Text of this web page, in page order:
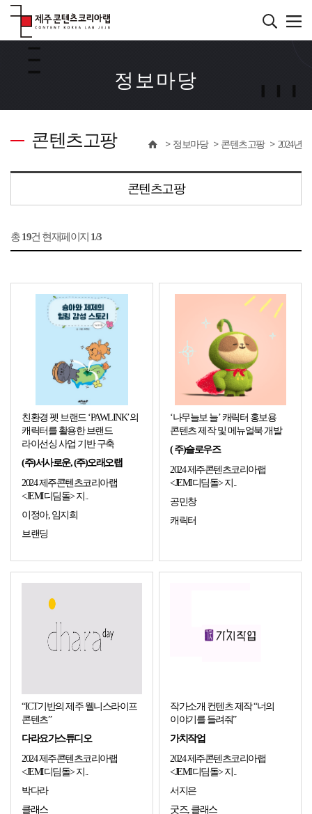
본
문
서브컨텐츠
정보마당
콘텐츠고팡 정보마당 콘텐츠고팡 2024년
콘텐츠고팡
총19건 현재페이지 1/3
친환경 펫 브랜드 ‘PAWLINK’의
캐릭터를 활용한 브랜드
라이선싱 사업 기반 구축
(주)서사로운, (주)오래오랩
2024 제주콘텐츠코리아랩
<JEMI디딤돌> 지..
이정아, 임지희
브랜딩
‘나무늘보 늘’ 캐릭터 홍보용
콘텐츠 제작 및 메뉴얼북 개발
( 주)슬로우즈
2024 제주콘텐츠코리아랩
<JEMI디딤돌> 지..
공민창
캐릭터
“ICT기반의 제주 웰니스라이프
콘텐츠”
다라요가스튜디오
2024 제주콘텐츠코리아랩
<JEMI디딤돌> 지..
박다라
클래스
작가소개 컨텐츠 제작 “너의
이야기를 들려줘”
가치작업
2024 제주콘텐츠코리아랩
<JEMI디딤돌> 지..
서지은
굿즈, 클래스